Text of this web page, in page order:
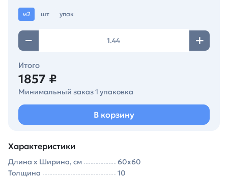
м2 шт упак
Итого
1857 ₽
Минимальный заказ 1 упаковка
В корзину
Характеристики
Длина х Ширина, см
60х60
Толщина
10